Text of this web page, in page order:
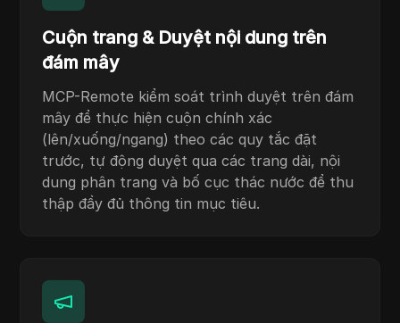
Cuộn trang & Duyệt nội dung trên
đám mây
MCP-Remote kiểm soát trình duyệt trên đám
mây để thực hiện cuộn chính xác
(lên/xuống/ngang) theo các quy tắc đặt
trước, tự động duyệt qua các trang dài, nội
dung phân trang và bố cục thác nước để thu
thập đầy đủ thông tin mục tiêu.